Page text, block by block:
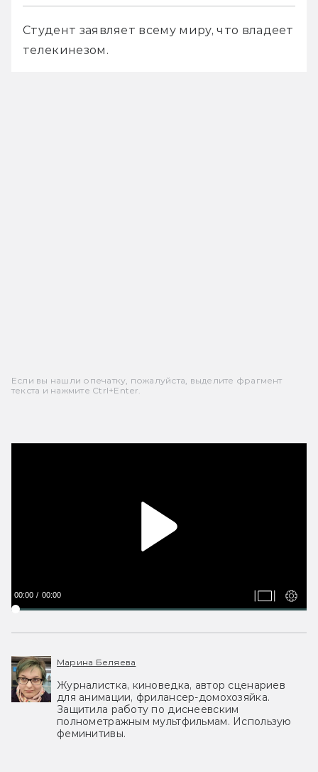
Студент заявляет всему миру, что владеет
телекинезом.
Если вы нашли опечатку, пожалуйста, выделите фрагмент
текста и нажмите Ctrl+Enter.
00:00 00:00
Марина Беляева
Журналистка, киноведка, автор сценариев
для анимации, фрилансер-домохозяйка.
Защитила работу по диснеевским
полнометражным мультфильмам. Использую
феминитивы.